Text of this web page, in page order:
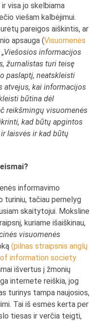
visa jo skelbiama
viešam kalbėjimui.
pareigos aiškintis, ar
apsauga (Visuomenės
Viešosios informacijos
žurnalistas turi teisę
paslaptį, neatskleisti
atvejus, kai informacijos
būtina dėl
reikšmingų visuomenės
kad būtų apgintos
laisvės ir kad būtų
informavimo
turiniu, tačiau pernelyg
skaitytojui. Moksline
kuriame išaiškinau,
visuomenės
(pilnas straipsnis anglų
information society
išvertus į žmonių
internete reiškia, jog
turinys tampa naujosios,
Tai iš esmės kerta per
tiesas ir verčia teigti,